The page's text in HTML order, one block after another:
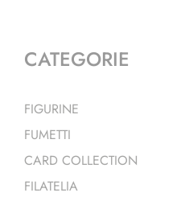
CATEGORIE
FIGURINE
FUMETTI
CARD COLLECTION
FILATELIA